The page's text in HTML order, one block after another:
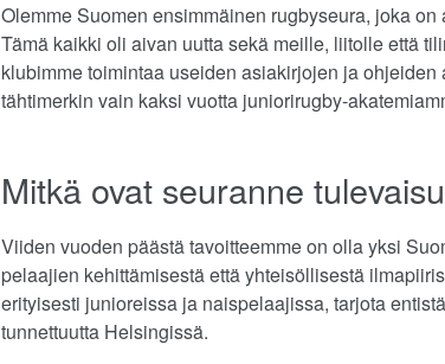
Olemme Suomen ensimmäinen rugbyseura, joka
Tämä kaikki oli aivan uutta sekä meille, liitolle että
klubimme toimintaa useiden asiakirjojen ja
tähtimerkin vain kaksi vuotta juniorirugby-
Mitkä ovat seuranne
Viiden vuoden päästä tavoitteemme on olla yksi
pelaajien kehittämisestä että yhteisöllisestä
erityisesti junioreissa ja naispelaajissa, tarjota
tunnettuutta Helsingissä.